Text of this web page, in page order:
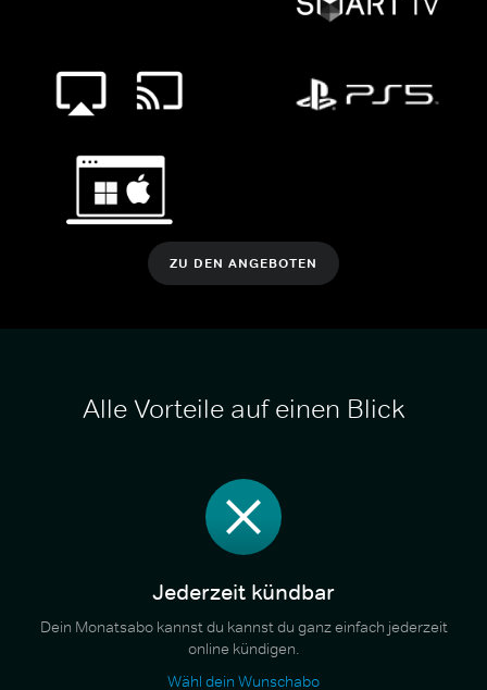
ZU DEN ANGEBOTEN
Alle Vorteile auf einen Blick
Jederzeit kündbar
Dein Monatsabo kannst du kannst du ganz einfach jederzeit
online kündigen.
Wähl dein Wunschabo